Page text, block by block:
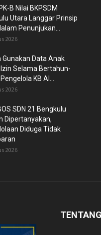
B Nilai BKPSDM
Utara Langgar Prinsip
Penunjukan...
2026
Gunakan Data Anak
Selama Bertahun-
KB Al...
2026
SDN 21 Bengkulu
Dipertanyakan,
Diduga Tidak
2026